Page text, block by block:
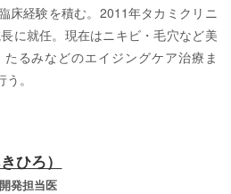
床経験を積む。2011年タカミクリニ
に就任。現在はニキビ・毛穴など美
るみなどのエイジングケア治療ま
。
ひろ）
発担当医